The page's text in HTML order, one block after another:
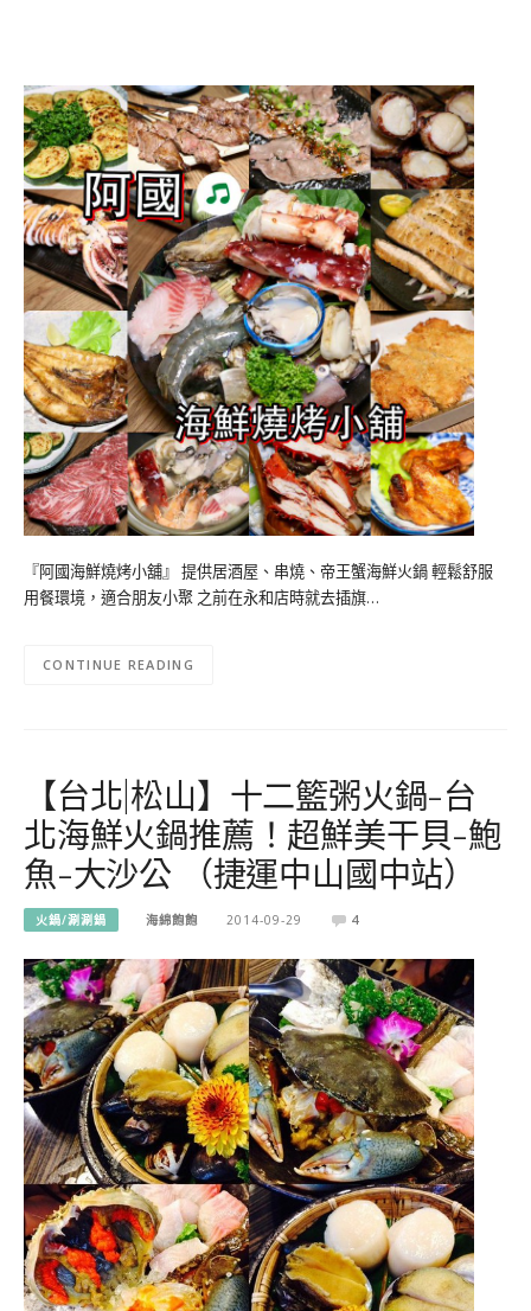
『阿國海鮮燒烤小舖』 提供居酒屋、串燒、帝王蟹海鮮火鍋 輕鬆舒服
用餐環境，適合朋友小聚 之前在永和店時就去插旗…
CONTINUE READING
【台北|松山】十二籃粥火鍋-台
北海鮮火鍋推薦！超鮮美干貝-鮑
魚-大沙公 （捷運中山國中站）
火鍋/涮涮鍋 海綿飽飽 2014-09-29 4